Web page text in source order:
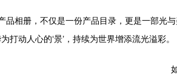
品相册，不仅是一份产品目录，更是一部光
为打动人心的‘景’，持续为世界增添流光溢彩。